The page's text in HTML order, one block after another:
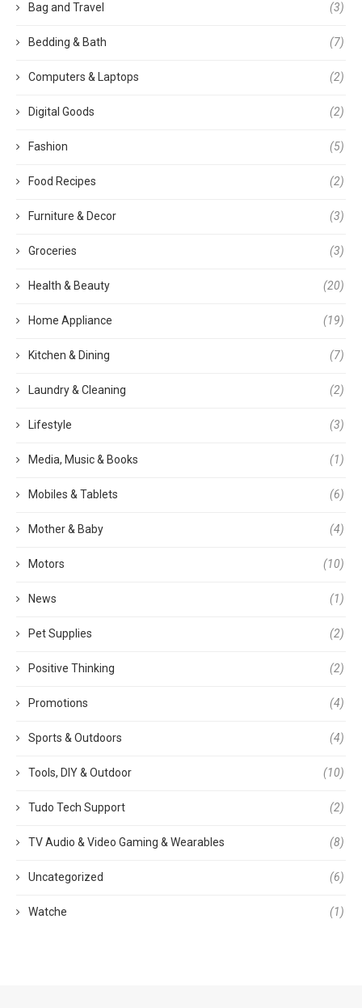
Bag and Travel (3)
Bedding & Bath (7)
Computers & Laptops (2)
Digital Goods (2)
Fashion (5)
Food Recipes (2)
Furniture & Decor (3)
Groceries (3)
Health & Beauty (20)
Home Appliance (19)
Kitchen & Dining (7)
Laundry & Cleaning (2)
Lifestyle (3)
Media, Music & Books (1)
Mobiles & Tablets (6)
Mother & Baby (4)
Motors (10)
News (1)
Pet Supplies (2)
Positive Thinking (2)
Promotions (4)
Sports & Outdoors (4)
Tools, DIY & Outdoor (10)
Tudo Tech Support (2)
TV Audio & Video Gaming & Wearables (8)
Uncategorized (6)
Watche (1)